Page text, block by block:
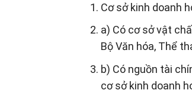
Cơ sở kinh doanh
a) Có cơ sở vật
Bộ Văn hóa, Thể
b) Có nguồn tài
cơ sở kinh doanh